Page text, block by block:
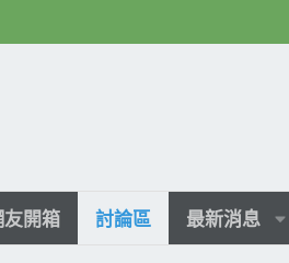
友開箱 討論區 最新消息